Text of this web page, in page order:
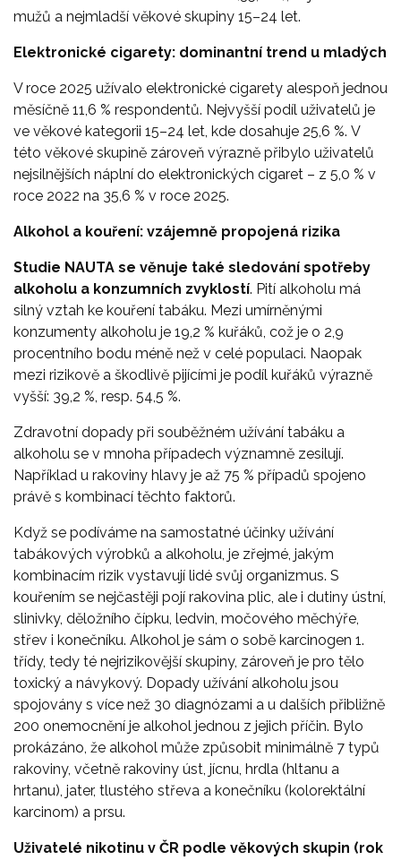
mužů a nejmladší věkové skupiny 15–24 let.
Elektronické cigarety: dominantní trend u mladých
V roce 2025 užívalo elektronické cigarety alespoň jednou
měsíčně 11,6 % respondentů. Nejvyšší podíl uživatelů je
ve věkové kategorii 15–24 let, kde dosahuje 25,6 %. V
této věkové skupině zároveň výrazně přibylo uživatelů
nejsilnějších náplní do elektronických cigaret – z 5,0 % v
roce 2022 na 35,6 % v roce 2025.
Alkohol a kouření: vzájemně propojená rizika
Studie NAUTA se věnuje také sledování spotřeby
alkoholu a konzumních zvyklostí. Pití alkoholu má
silný vztah ke kouření tabáku. Mezi umírněnými
konzumenty alkoholu je 19,2 % kuřáků, což je o 2,9
procentního bodu méně než v celé populaci. Naopak
mezi rizikově a škodlivě pijícími je podíl kuřáků výrazně
vyšší: 39,2 %, resp. 54,5 %.
Zdravotní dopady při souběžném užívání tabáku a
alkoholu se v mnoha případech významně zesilují.
Například u rakoviny hlavy je až 75 % případů spojeno
právě s kombinací těchto faktorů.
Když se podíváme na samostatné účinky užívání
tabákových výrobků a alkoholu, je zřejmé, jakým
kombinacím rizik vystavují lidé svůj organizmus. S
kouřením se nejčastěji pojí rakovina plic, ale i dutiny ústní,
slinivky, děložního čípku, ledvin, močového měchýře,
střev i konečníku. Alkohol je sám o sobě karcinogen 1.
třídy, tedy té nejrizikovější skupiny, zároveň je pro tělo
toxický a návykový. Dopady užívání alkoholu jsou
spojovány s více než 30 diagnózami a u dalších přibližně
200 onemocnění je alkohol jednou z jejich příčin. Bylo
prokázáno, že alkohol může způsobit minimálně 7 typů
rakoviny, včetně rakoviny úst, jícnu, hrdla (hltanu a
hrtanu), jater, tlustého střeva a konečníku (kolorektální
karcinom) a prsu.
Uživatelé nikotinu v ČR podle věkových skupin (rok